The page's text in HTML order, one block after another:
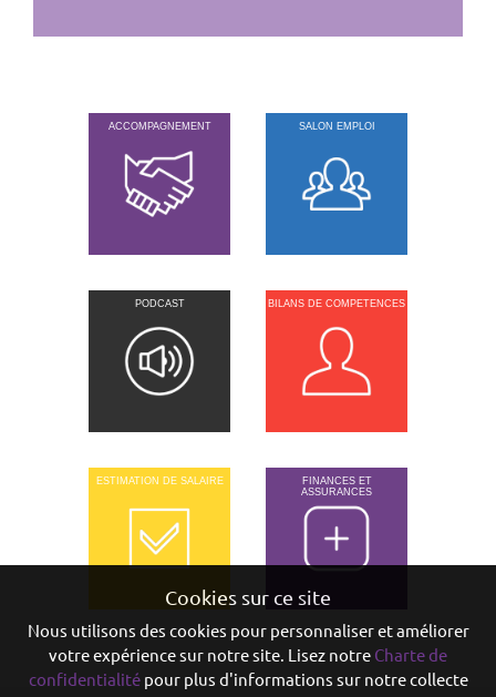
ACCOMPAGNEMENT SALON EMPLOI
PODCAST BILANS DE COMPETENCES
ESTIMATION DE SALAIRE
FINANCES ET
ASSURANCES
Cookies sur ce site
Nous utilisons des cookies pour personnaliser et améliorer
votre expérience sur notre site. Lisez notre Charte de
confidentialitépour plus d'informations sur notre collecte